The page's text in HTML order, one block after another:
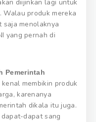
diijinkan lagi untuk
Walau produk mereka
saja menolaknya
yang pernah di
Pemerintah
membikin produk
karenanya
dikala itu juga.
dapat sang